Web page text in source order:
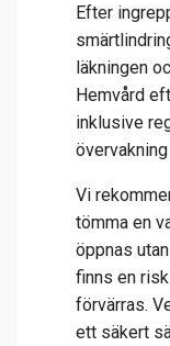
Efter
läkningen
Hemvård
inklusive
Vi
tömma en
öppnas
finns en
förvärras.
ett säkert